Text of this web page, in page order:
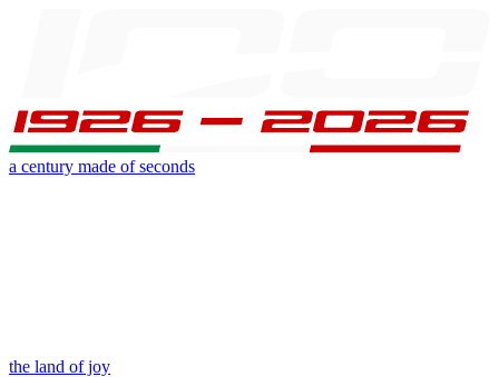
a century made of seconds
the land of joy